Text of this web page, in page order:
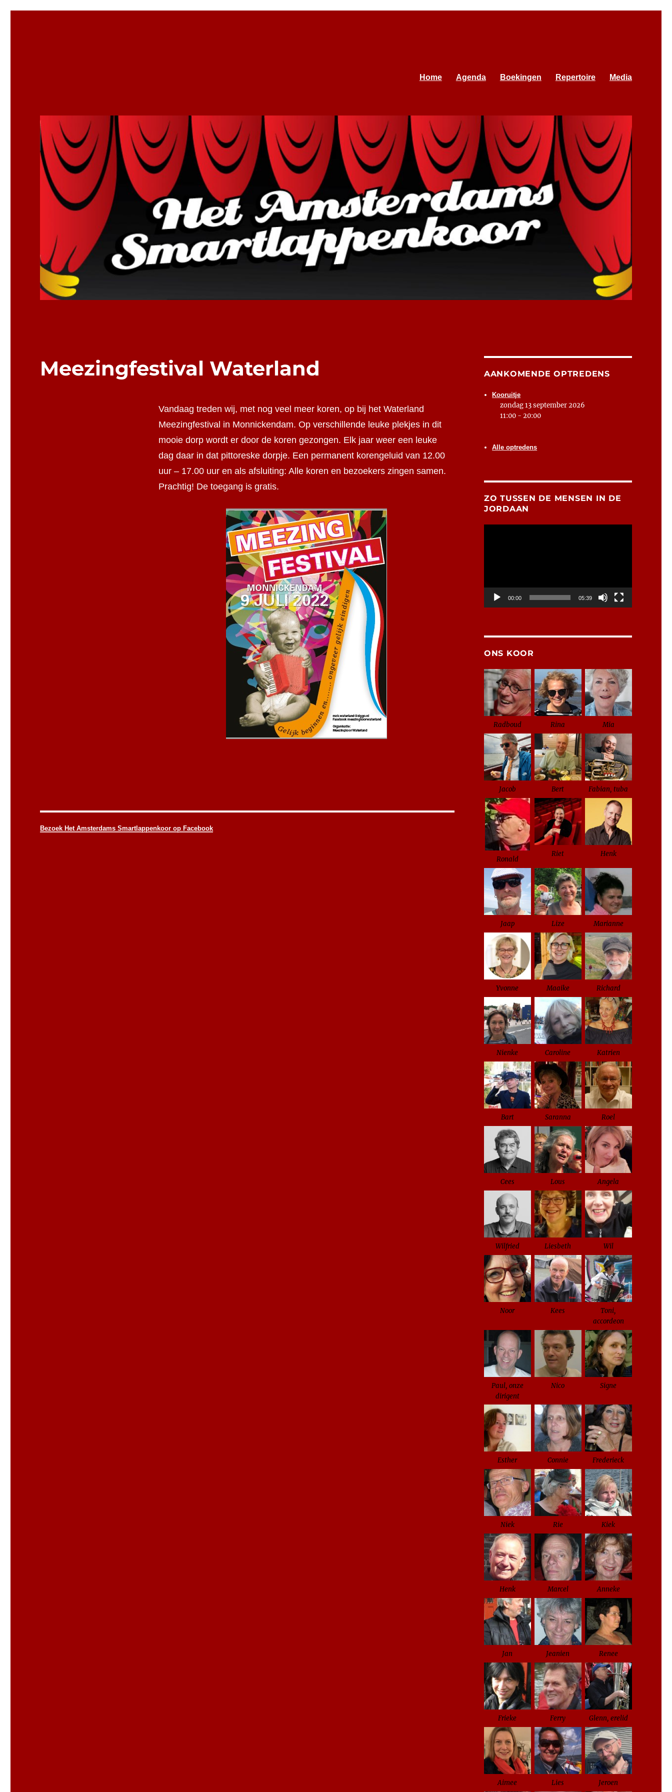
Home Agenda Boekingen Repertoire Media
Meezingfestival Waterland
Vandaag treden wij, met nog veel meer koren, op bij het Waterland
Meezingfestival in Monnickendam. Op verschillende leuke plekjes in dit
mooie dorp wordt er door de koren gezongen. Elk jaar weer een leuke
dag daar in dat pittoreske dorpje. Een permanent korengeluid van 12.00
uur – 17.00 uur en als afsluiting: Alle koren en bezoekers zingen samen.
Prachtig! De toegang is gratis.
Bezoek Het Amsterdams Smartlappenkoor op Facebook
AANKOMENDE OPTREDENS
Kooruitje
zondag 13 september 2026
11:00 - 20:00
Alle optredens
ZO TUSSEN DE MENSEN IN DE
JORDAAN
00:00 05:39
ONS KOOR
Radboud Rina Mia
Jacob Bert Fabian, tuba
Ronald
Riet Henk
Jaap Lize Marianne
Yvonne Maaike Richard
Nienke Caroline Katrien
Bart Saranna Roel
Cees Lous Angela
Wilfried Liesbeth Wil
Noor Kees
Toni,
accordeon
Paul, onze
dirigent
Nico Signe
Esther Connie Frederieck
Niek Rie Kiek
Henk Marcel Anneke
Jan Jeanien Renee
Frieke Ferry Glenn, erelid
Aimee Lies Jeroen